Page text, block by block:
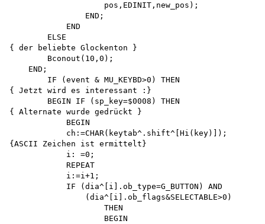
                    pos,EDINIT,new_pos);
                END;
            END
        ELSE
{ der beliebte Glockenton }
        Bconout(10,0);
    END;
        IF (event & MU_KEYBD>0) THEN
{ Jetzt wird es interessant :}
        BEGIN IF (sp_key=$0008) THEN
{ Alternate wurde gedrückt }
            BEGIN
            ch:=CHAR(keytab^.shift^[Hi(key)]);
{ASCII Zeichen ist ermittelt}
            i: =0;
            REPEAT
            i:=i+1;
            IF (dia^[i].ob_type=G_BUTTON) AND
                (dia^[i].ob_flags&SELECTABLE>0)
                    THEN
                    BEGIN